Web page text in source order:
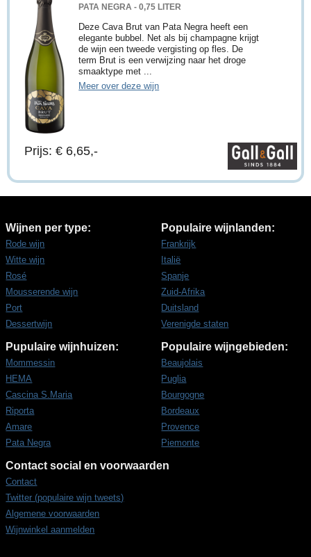
PATA NEGRA - 0,75 LITER
Deze Cava Brut van Pata Negra heeft een
elegante bubbel. Net als bij champagne krijgt
de wijn een tweede vergisting op fles. De
term Brut is een verwijzing naar het droge
smaaktype met ...
Meer over deze wijn
Prijs: € 6,65,-
Wijnen per type:
Rode wijn
Witte wijn
Rosé
Mousserende wijn
Port
Dessertwijn
Populaire wijnlanden:
Frankrijk
Italië
Spanje
Zuid-Afrika
Duitsland
Verenigde staten
Pupulaire wijnhuizen:
Mommessin
HEMA
Cascina S.Maria
Riporta
Amare
Pata Negra
Populaire wijngebieden:
Beaujolais
Puglia
Bourgogne
Bordeaux
Provence
Piemonte
Contact social en voorwaarden
Contact
Twitter (populaire wijn tweets)
Algemene voorwaarden
Wijnwinkel aanmelden